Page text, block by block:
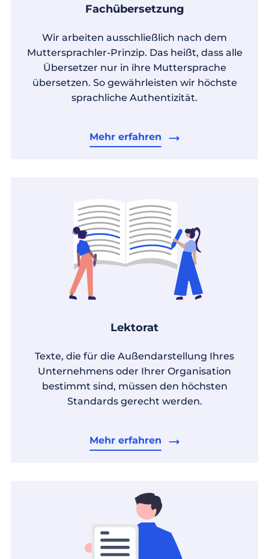
Fachübersetzung
Wir arbeiten ausschließlich nach dem
Muttersprachler-Prinzip. Das heißt, dass alle
Übersetzer nur in ihre Muttersprache
übersetzen. So gewährleisten wir höchste
sprachliche Authentizität.
Mehr erfahren
Lektorat
Texte, die für die Außendarstellung Ihres
Unternehmens oder Ihrer Organisation
bestimmt sind, müssen den höchsten
Standards gerecht werden.
Mehr erfahren